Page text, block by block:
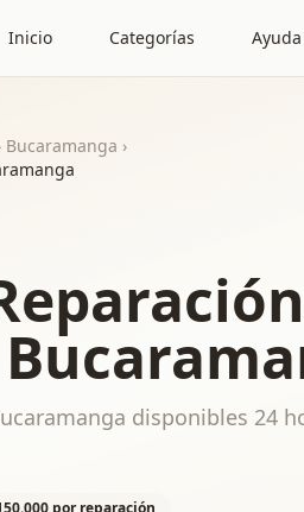
Inicio Categorías Ayuda
Bucaramanga ›
disponibles 24
por reparación